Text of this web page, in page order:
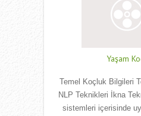
Yaşam
Temel Koçluk Bilgileri
NLP Teknikleri İkna
sistemleri içerisinde